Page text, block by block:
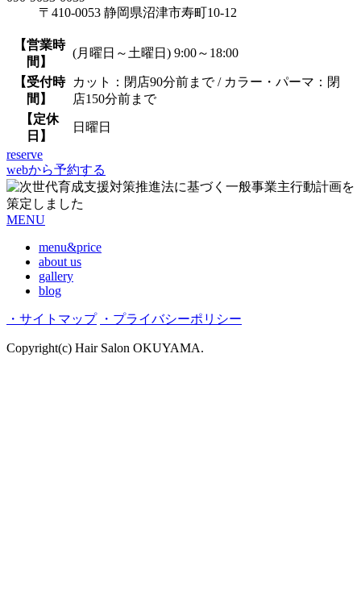
〒410-0053 静岡県沼津市寿町10-12
【営業時
間】
(月曜日～土曜日) 9:00～18:00
【受付時
間】
カット：閉店90分前まで / カラー・パーマ：閉
店150分前まで
【定休
日】
日曜日
reserve
webから予約する
MENU
menu&price
about us
gallery
blog
・サイトマップ ・プライバシーポリシー
Copyright(c) Hair Salon OKUYAMA.